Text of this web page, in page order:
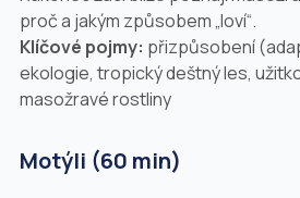
proč a jakým způsobem „loví“.
Klíčové pojmy: přizpůsobení
ekologie, tropický deštný les,
masožravé rostliny
Motýli (60 min)